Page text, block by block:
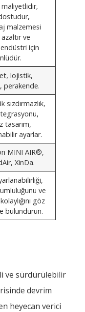
malzemesi
azaltır ve
için
lojistik,
perakende.
sızdırmazlık,
tasarım,
ayarlar.
MINI AIR®,
XinDa.
ve
göz
bulundurun.
ve sürdürülebilir
devrim
heyecan verici